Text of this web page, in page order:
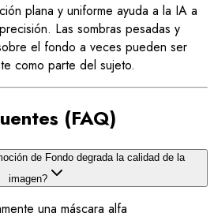
plana y uniforme ayuda a la IA a
Las sombras pesadas y
el fondo a veces pueden ser
como parte del sujeto.
(FAQ)
de Fondo degrada la calidad de la
imagen?
una máscara alfa